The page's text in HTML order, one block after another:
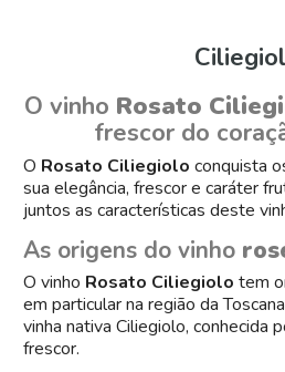
O vinho Rosato
frescor do
O Rosato Ciliegiolo conquista
sua elegância, frescor e caráter
juntos as características deste
As origens do vinho
O vinho Rosato Ciliegiolo tem
em particular na região da
vinha nativa Ciliegiolo, conhecida
frescor.